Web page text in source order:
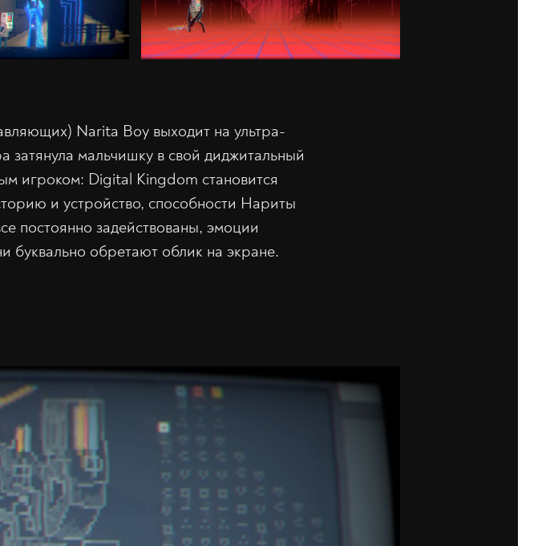
Narita Boy выходит на ультра-
затянула мальчишку в свой диджитальный
игроком: Digital Kingdom становится
и устройство, способности Нариты
постоянно задействованы, эмоции
буквально обретают облик на экране.